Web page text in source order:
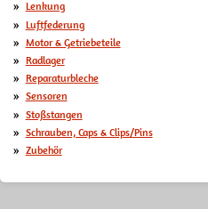
Lenkung
Luftfederung
Motor & Getriebeteile
Radlager
Reparaturbleche
Sensoren
Stoßstangen
Schrauben, Caps & Clips/Pins
Zubehör